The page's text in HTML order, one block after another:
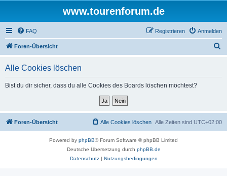
www.tourenforum.de
FAQ Anmelden
Registrieren
Foren-Übersicht
Alle Cookies löschen
Bist du dir sicher, dass du alle Cookies des Boards löschen möchtest?
Foren-Übersicht Alle Zeiten sind UTC+02:00
Alle Cookies löschen
Powered by phpBB® Forum Software © phpBB Limited
Deutsche Übersetzung durch phpBB.de
Datenschutz| Nutzungsbedingungen